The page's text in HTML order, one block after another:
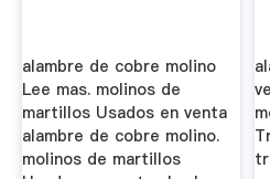
alambre de cobre molino
Lee mas. molinos de
martillos Usados en venta
alambre de cobre molino.
molinos de martillos